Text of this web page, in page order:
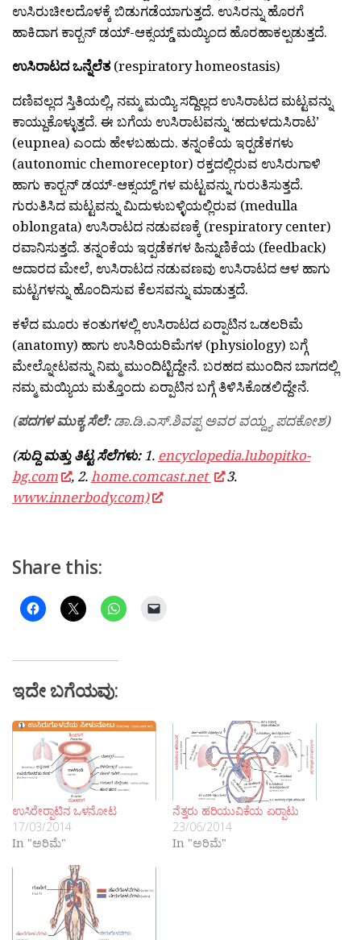
ಉಸಿರುಚೀಲದೊಳಕ್ಕೆ ಬಿಡುಗಡೆಯಾಗುತ್ತದೆ. ಉಸಿರನ್ನು ಹೊರಗೆ
ಹಾಕಿದಾಗ ಕಾರ‍್ಬನ್ ಡಯ್-ಆಕ್ಸಯ್ಡ್ ಮಯ್ಯಿಂದ ಹೊರಹಾಕಲ್ಪಡುತ್ತದೆ.
ಉಸಿರಾಟದ ಒನ್ನೆಲೆತ (respiratory homeostasis)
ದಣಿವಲ್ಲದ ಸ್ತಿತಿಯಲ್ಲಿ, ನಮ್ಮ ಮಯ್ಯಿ ಸದ್ದಿಲ್ಲದ ಉಸಿರಾಟದ ಮಟ್ಟವನ್ನು
ಕಾಯ್ದುಕೊಳ್ಳುತ್ತದೆ. ಈ ಬಗೆಯ ಉಸಿರಾಟವನ್ನು ‘ಹದುಳದುಸಿರಾಟ’
(eupnea) ಎಂದು ಹೇಳಬಹುದು. ತನ್ನಂಕೆಯ ಇರ‍್ಪಡೆಕಗಳು
(autonomic chemoreceptor) ರಕ್ತದಲ್ಲಿರುವ ಉಸಿರುಗಾಳಿ
ಹಾಗು ಕಾರ‍್ಬನ್ ಡಯ್-ಆಕ್ಸಯ್ದ್ ಗಳ ಮಟ್ಟವನ್ನು ಗುರುತಿಸುತ್ತದೆ.
ಗುರುತಿಸಿದ ಮಟ್ಟವನ್ನು ಮಿದುಳುಬಳ್ಳಿಯಲ್ಲಿರುವ (medulla
oblongata) ಉಸಿರಾಟದ ನಡುವಣಕ್ಕೆ (respiratory center)
ರವಾನಿಸುತ್ತದೆ. ತನ್ನಂಕೆಯ ಇರ‍್ಪಡೆಕಗಳ ಹಿನ್ನುಣಿಕೆಯ (feedback)
ಆದಾರದ ಮೇಲೆ, ಉಸಿರಾಟದ ನಡುವಣವು ಉಸಿರಾಟದ ಆಳ ಹಾಗು
ಮಟ್ಟಗಳನ್ನು ಹೊಂದಿಸುವ ಕೆಲಸವನ್ನು ಮಾಡುತ್ತದೆ.
ಕಳೆದ ಮೂರು ಕಂತುಗಳಲ್ಲಿ ಉಸಿರಾಟದ ಏರ‍್ಪಾಟಿನ ಒಡಲರಿಮೆ
(anatomy) ಹಾಗು ಉಸಿರಿಯರಿಮೆಗಳ (physiology) ಬಗ್ಗೆ
ಮೇಲ್ನೋಟವನ್ನು ನಿಮ್ಮ ಮುಂದಿಟ್ಟಿದ್ದೇನೆ. ಬರಹದ ಮುಂದಿನ ಬಾಗದಲ್ಲಿ
ನಮ್ಮ ಮಯ್ಯಿಯ ಮತ್ತೊಂದು ಏರ‍್ಪಾಟಿನ ಬಗ್ಗೆ ತಿಳಿಸಿಕೊಡಲಿದ್ದೇನೆ.
(ಪದಗಳ ಮುಕ್ಯ ಸೆಲೆ:ಡಾ.ಡಿ.ಎಸ್.ಶಿವಪ್ಪ ಅವರ ವಯ್ದ್ಯ ಪದಕೋಶ)
(ಸುದ್ದಿ ಮತ್ತು ತಿಟ್ಟ ಸೆಲೆಗಳು:1. encyclopedia.lubopitko-
bg.com
, 2.home.comcast.net
3.
www.innerbody.com)
Share this:
ಇದೇ ಬಗೆಯವು:
ಉಸಿರೇರ‍್ಪಾಟಿನ ಒಳನೋಟ
17/03/2014
In "ಅರಿಮೆ"
ನೆತ್ತರು ಹರಿಯುವಿಕೆಯ ಏರ‍್ಪಾಟು
23/06/2014
In "ಅರಿಮೆ"